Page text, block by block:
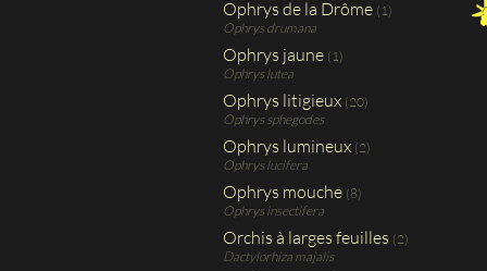
Ophrys de la Drôme (1)
Ophrys drumana
Ophrys jaune (1)
Ophrys lutea
Ophrys litigieux (20)
Ophrys sphegodes
Ophrys lumineux (2)
Ophrys lucifera
Ophrys mouche (8)
Ophrys insectifera
Orchis à larges feuilles (2)
Dactylorhiza majalis